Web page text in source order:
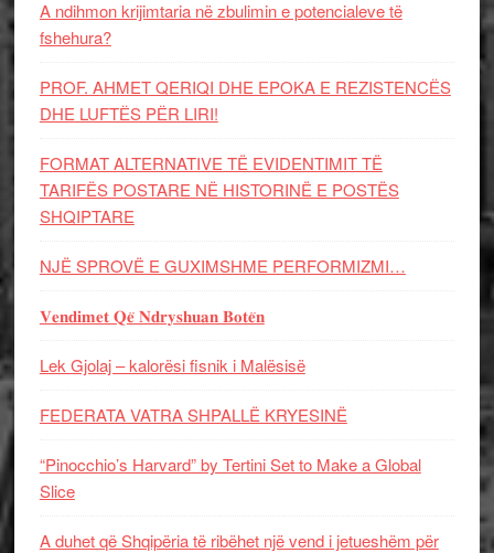
A ndihmon krijimtaria në zbulimin e potencialeve të
fshehura?
PROF. AHMET QERIQI DHE EPOKA E REZISTENCЁS
DHE LUFTЁS PЁR LIRI!
FORMAT ALTERNATIVE TË EVIDENTIMIT TË
TARIFËS POSTARE NË HISTORINË E POSTËS
SHQIPTARE
NJË SPROVË E GUXIMSHME PERFORMIZMI…
𝐕𝐞𝐧𝐝𝐢𝐦𝐞𝐭 𝐐𝐞̈ 𝐍𝐝𝐫𝐲𝐬𝐡𝐮𝐚𝐧 𝐁𝐨𝐭𝐞̈𝐧
Lek Gjolaj – kalorësi fisnik i Malësisë
FEDERATA VATRA SHPALLË KRYESINË
“Pinocchio’s Harvard” by Tertini Set to Make a Global
Slice
A duhet që Shqipëria të ribëhet një vend i jetueshëm për